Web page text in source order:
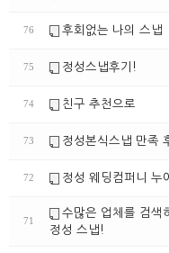
76 후회없는 나의 스냅
75 정성스냅후기!
74 친구 추천으로
73 정성본식스냅 만족
72 정성 웨딩컴퍼니 누
71
수많은 업체를 검색
정성 스냅!